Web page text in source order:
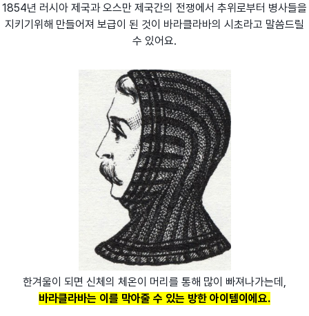
1854년 러시아 제국과 오스만 제국간의 전쟁에서 추위로부터 병사들을
지키기위해 만들어져 보급이 된 것이 바라클라바의 시초라고 말씀드릴
수 있어요.
한겨울이 되면 신체의 체온이 머리를 통해 많이 빠져나가는데,
바라클라바는 이를 막아줄 수 있는 방한 아이템이에요.